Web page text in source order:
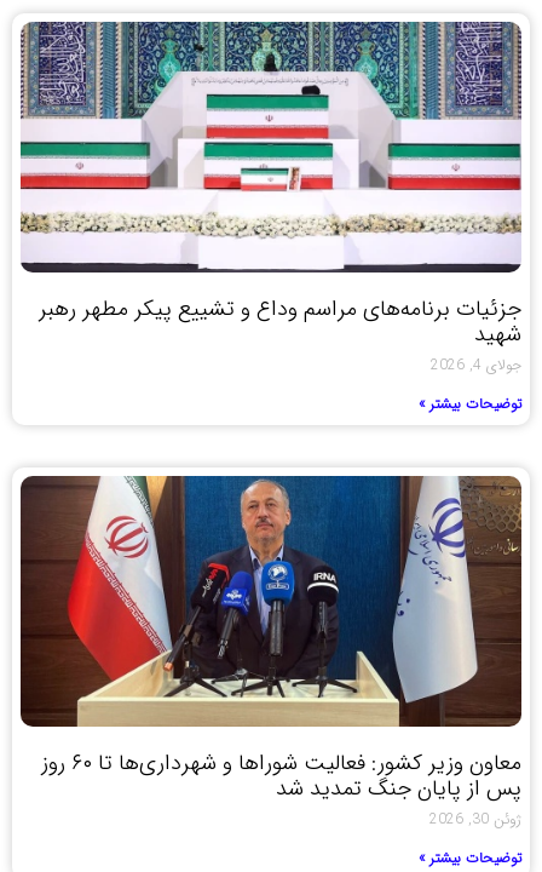
جزئیات برنامه‌های مراسم وداع و تشییع پیکر مطهر رهبر
شهید
جولای 4, 2026
توضیحات بیشتر »
معاون وزیر کشور: فعالیت شوراها و شهرداری‌ها تا ۶۰ روز
پس از پایان جنگ تمدید شد
ژوئن 30, 2026
توضیحات بیشتر »